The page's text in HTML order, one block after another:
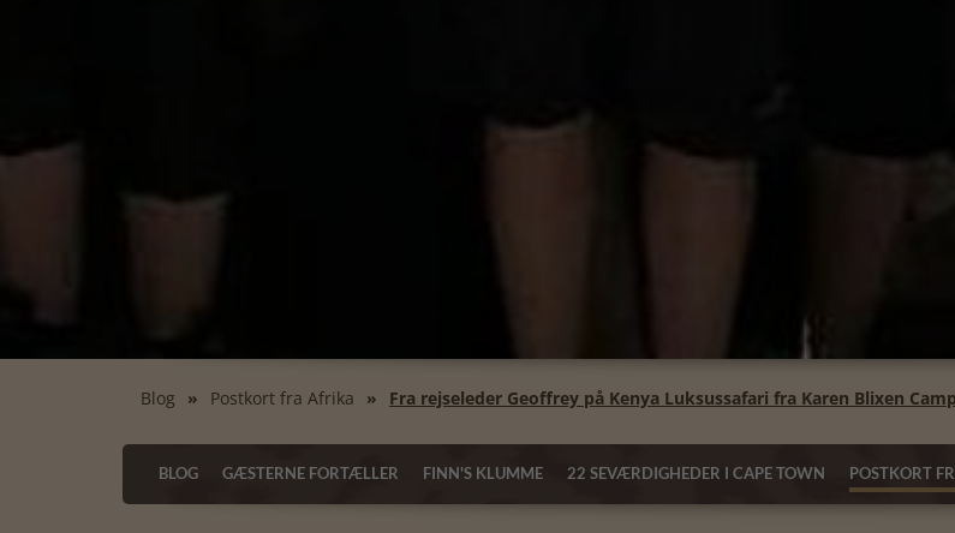
Blog Postkort fra Afrika Fra rejseleder Geoffrey på Kenya Luksussafari fra Karen Blixen Camp
BLOG GÆSTERNE FORTÆLLER FINN'S KLUMME 22 SEVÆRDIGHEDER I CAPE TOWN POSTKORT